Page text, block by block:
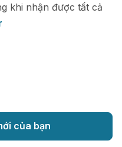
khi nhận được tất cả
của bạn